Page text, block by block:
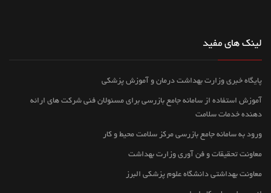
لینک های مفید
پایگاه خبری وزارت بهداشت درمان و آموزش پزشکی
آموزش استفاده از سامانه جامع بازرسی برای مسئولان فنی شرکت های ارائه
دهنده خدمات سلامت
ورود به سامانه جامع بازرسی مرکز سلامت محیط و کار
معاونت تحقیقات و فن آوری وزارت بهداشت
معاونت بهداشتی دانشگاه علوم پزشکی البرز